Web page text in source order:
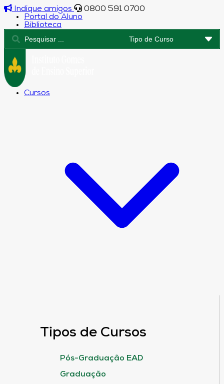
Indique amigos
0800 591 0700
Portal do Aluno
Biblioteca
Cursos
Tipos de Cursos
Pós-Graduação EAD
Graduação